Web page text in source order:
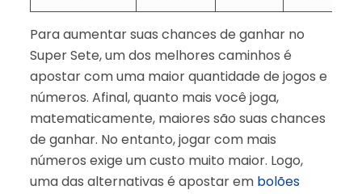
Para aumentar suas chances de ganhar no
Super Sete, um dos melhores caminhos é
apostar com uma maior quantidade de jogos e
números. Afinal, quanto mais você joga,
matematicamente, maiores são suas chances
de ganhar. No entanto, jogar com mais
números exige um custo muito maior. Logo,
uma das alternativas é apostar em bolões